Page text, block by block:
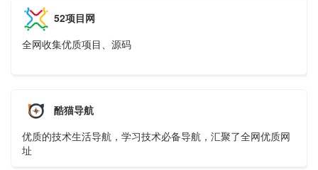
52项目网
全网收集优质项目、源码
酷猫导航
优质的技术生活导航，学习技术必备导航，汇聚了全网优质网
址